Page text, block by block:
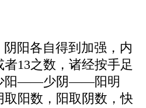
阳各自得到加强，内
13之数，诸经按手足
——少阴——阳明
阳数，阳取阴数，快